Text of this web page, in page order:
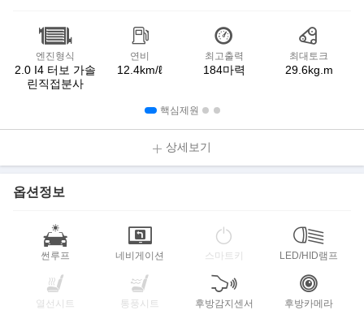
엔진형식
2.0 I4 터보 가솔
린직접분사
연비
12.4km/ℓ
최고출력
184마력
최대토크
29.6kg.m
핵심제원
상세보기
옵션정보
썬루프 네비게이션 스마트키 LED/HID램프
열선시트 통풍시트 후방감지센서 후방카메라